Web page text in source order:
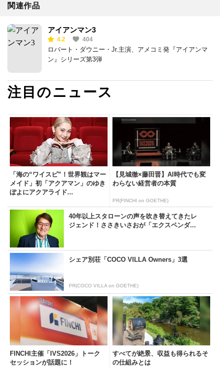
関連作品
アイアンマン3
4.2 404
ロバート・ダウニー・Jr.主演、アメコミ発『アイアンマ
ン』シリーズ第3弾
注目のニュース
「海の“ワイスピ”！世界観はマー
メイド」初「アクアマン」のゆき
ぽよにアクアライド...
【見城徹×藤田晋】AI時代でも変
わらない経営者の本質
PR(FINCHI on GOETHE)
40年以上スタローンの声を吹き替えてきたレ
ジェンド！ささきいさおが「エクスペンダ...
シェア別荘「COCO VILLA Owners」3選
PR(COCO VILLA on GOETHE)
FINCHI主催「IVS2026」トーク
セッションが話題に！
すべてが絶景、収益も得られるそ
の仕組みとは